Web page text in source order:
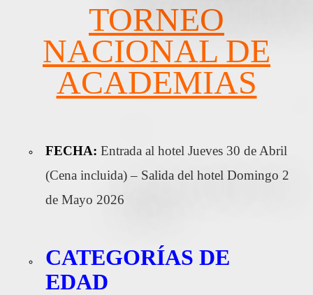
TORNEO
NACIONAL DE
ACADEMIAS
FECHA: Entrada al hotel Jueves 30 de Abril
(Cena incluida) – Salida del hotel Domingo 2
de Mayo 2026
CATEGORÍAS DE
EDAD